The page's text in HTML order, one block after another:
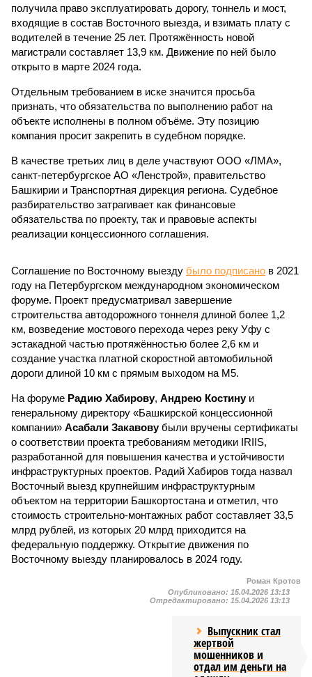
получила право эксплуатировать дорогу, тоннель и мост,
входящие в состав Восточного выезда, и взимать плату с
водителей в течение 25 лет. Протяжённость новой
магистрали составляет 13,9 км. Движение по ней было
открыто в марте 2024 года.
Отдельным требованием в иске значится просьба
признать, что обязательства по выполнению работ на
объекте исполнены в полном объёме. Эту позицию
компания просит закрепить в судебном порядке.
В качестве третьих лиц в деле участвуют ООО «ЛМА»,
санкт-петербургское АО «Ленстрой», правительство
Башкирии и Транспортная дирекция региона. Судебное
разбирательство затрагивает как финансовые
обязательства по проекту, так и правовые аспекты
реализации концессионного соглашения.
Соглашение по Восточному выезду было подписано в 2021
году на Петербургском международном экономическом
форуме. Проект предусматривал завершение
строительства автодорожного тоннеля длиной более 1,2
км, возведение мостового перехода через реку Уфу с
эстакадной частью протяжённостью более 2,6 км и
создание участка платной скоростной автомобильной
дороги длиной 10 км с прямым выходом на М5.
На форуме Радию Хабирову, Андрею Костинуи
генеральному директору «Башкирской концессионной
компании» Асабали Закавовубыли вручены сертификаты
о соответствии проекта требованиям методики IRIIS,
разработанной для повышения качества и устойчивости
инфраструктурных проектов. Радий Хабиров тогда назвал
Восточный выезд крупнейшим инфраструктурным
объектом на территории Башкортостана и отметил, что
стоимость строительно-монтажных работ составляет 33,5
млрд рублей, из которых 20 млрд приходится на
федеральную поддержку. Открытие движения по
Восточному выезду планировалось в 2024 году.
Роман Кротов
Опубликовано: 15.04.2026 13:13
Отредактировано: 15.04.2026 13:13
Выпускник стал
жертвой
мошенников и
отдал им деньги на